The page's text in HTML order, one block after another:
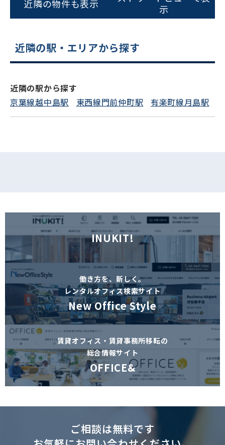
近隣の物件も表示
示
近隣の駅・エリアから探す
近隣の駅から探す
京葉線越中島駅
東西線門前仲町駅 有楽町線月島駅
INUKIT!
働き方を、新しく。
レンタルオフィス検索サイト
New Office Style
賃貸オフィス・賃貸事務所移転の
総合情報サイト
OFFICE&
ご相談は無料です